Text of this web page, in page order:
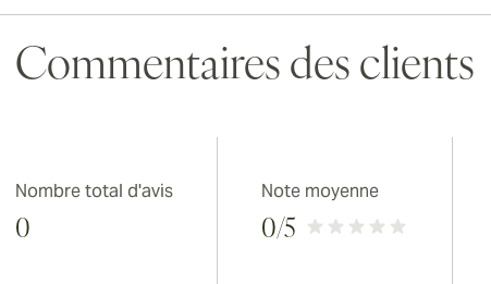
Commentaires des clients
Nombre total d'avis
0
Note moyenne
0/5